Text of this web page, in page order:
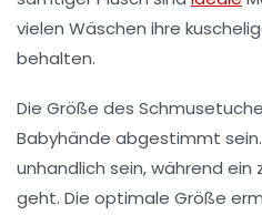
vielen Wäschen ihre
behalten.
Die Größe des
Babyhände abgestimmt sein.
unhandlich sein, während ein
geht. Die optimale Größe